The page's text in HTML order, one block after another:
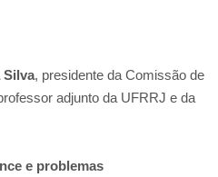
Silva, presidente da Comissão de
adjunto da UFRRJ e da
e problemas